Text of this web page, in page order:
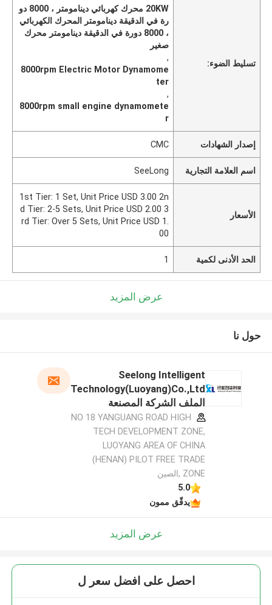
تسليط الضوء:
20KW محرك كهربائي دينامومتر ، 8000 دو
رة في الدقيقة دينامومتر المحرك الكهربائي
، 8000 دورة في الدقيقة دينامومتر محرك
صغير
,
8000rpm Electric Motor Dynamome
ter
,
8000rpm small engine dynamomete
r
إصدار الشهادات CMC
اسم العلامة التجارية SeeLong
الأسعار
1st Tier: 1 Set, Unit Price USD 3.00 2n
d Tier: 2-5 Sets, Unit Price USD 2.00 3
rd Tier: Over 5 Sets, Unit Price USD 1.
00
الحد الأدنى لكمية 1
عرض المزيد
حول نا
Seelong Intelligent
Technology(Luoyang)Co.,Ltd
الملف الشركة المصنعة
NO 18 YANGUANG ROAD HIGH
TECH DEVELOPMENT ZONE,
LUOYANG AREA OF CHINA
(HENAN) PILOT FREE TRADE
ZONE ,الصين
5.0
يدقّق ممون
عرض المزيد
احصل على افضل سعر ل